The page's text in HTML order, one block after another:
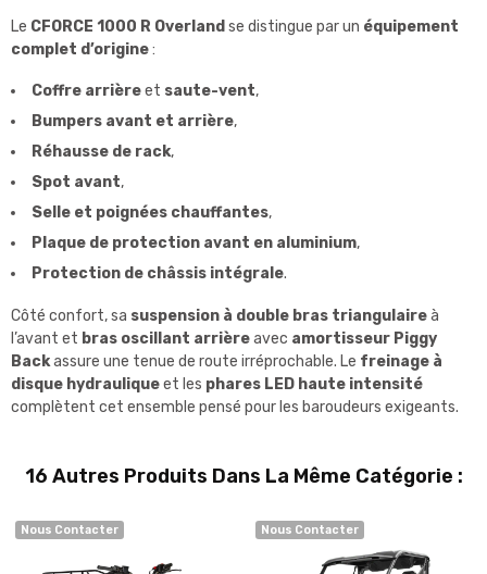
Le CFORCE 1000 R Overlandse distingue par un équipement
complet d’origine:
Coffre arrièreet saute-vent,
Bumpers avant et arrière,
Réhausse de rack,
Spot avant,
Selle et poignées chauffantes,
Plaque de protection avant en aluminium,
Protection de châssis intégrale.
Côté confort, sa suspension à double bras triangulaireà
l’avant et bras oscillant arrièreavec amortisseur Piggy
Backassure une tenue de route irréprochable. Le freinage à
disque hydrauliqueet les phares LED haute intensité
complètent cet ensemble pensé pour les baroudeurs exigeants.
16 Autres Produits Dans La Même Catégorie :
Nous Contacter Nous Contacter